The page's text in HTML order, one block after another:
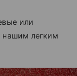
или
нашим легким